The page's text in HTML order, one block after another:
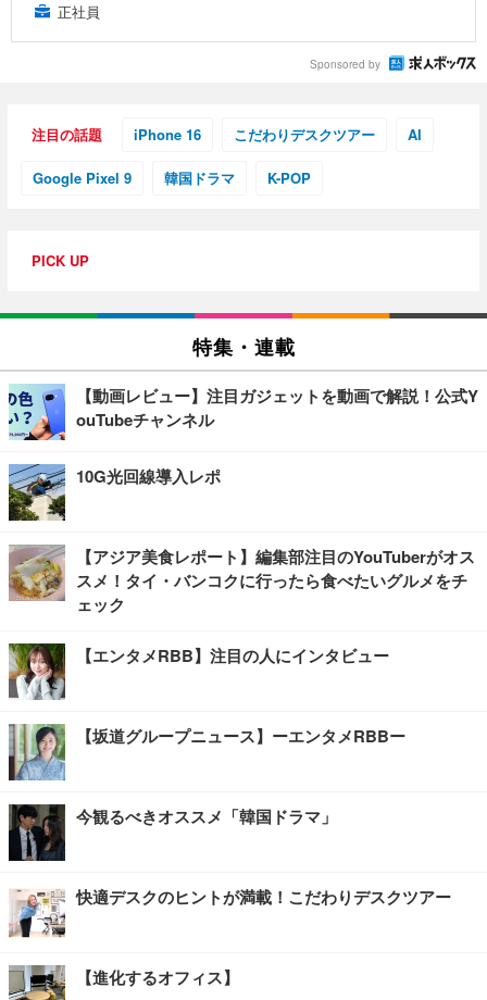
正社員
Sponsored by
注目の話題 iPhone 16 こだわりデスクツアー AI
Google Pixel 9 韓国ドラマ K-POP
PICK UP
特集・連載
【動画レビュー】注目ガジェットを動画で解説！公式Y
ouTubeチャンネル
10G光回線導入レポ
【アジア美食レポート】編集部注目のYouTuberがオス
スメ！タイ・バンコクに行ったら食べたいグルメをチ
ェック
【エンタメRBB】注目の人にインタビュー
【坂道グループニュース】ーエンタメRBBー
今観るべきオススメ「韓国ドラマ」
快適デスクのヒントが満載！こだわりデスクツアー
【進化するオフィス】